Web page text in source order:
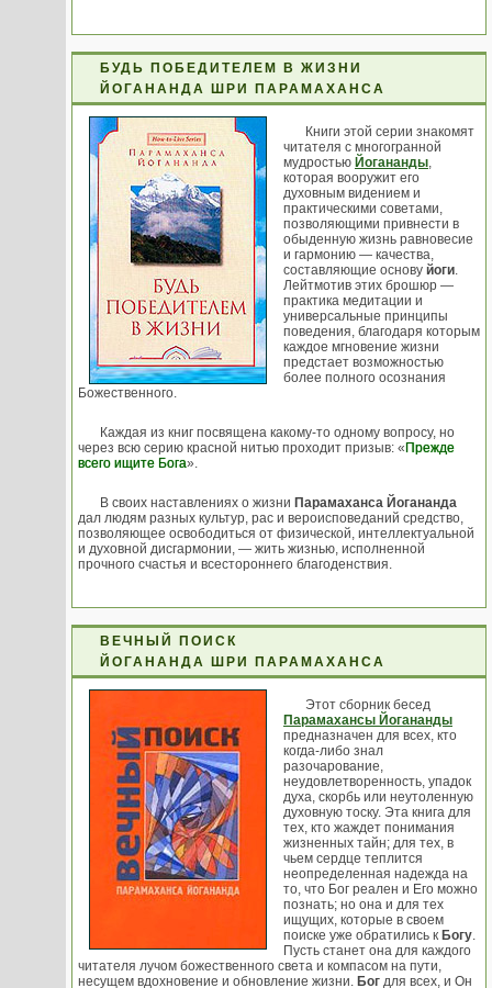
БУДЬ ПОБЕДИТЕЛЕМ В ЖИЗНИ
ЙОГАНАНДА ШРИ ПАРАМАХАНСА
Книги этой серии знакомят
читателя с многогранной
мудростью Йогананды,
которая вооружит его
духовным видением и
практическими советами,
позволяющими привнести в
обыденную жизнь равновесие
и гармонию — качества,
составляющие основу йоги.
Лейтмотив этих брошюр —
практика медитации и
универсальные принципы
поведения, благодаря которым
каждое мгновение жизни
предстает возможностью
более полного осознания
Божественного.
Каждая из книг посвящена какому-то одному вопросу, но
через всю серию красной нитью проходит призыв: « Прежде
всего ищите Бога».
В своих наставлениях о жизни Парамаханса Йогананда
дал людям разных культур, рас и вероисповеданий средство,
позволяющее освободиться от физической, интеллектуальной
и духовной дисгармонии, — жить жизнью, исполненной
прочного счастья и всестороннего благоденствия.
ВЕЧНЫЙ ПОИСК
ЙОГАНАНДА ШРИ ПАРАМАХАНСА
Этот сборник бесед
Парамахансы Йогананды
предназначен для всех, кто
когда-либо знал
разочарование,
неудовлетворенность, упадок
духа, скорбь или неутоленную
духовную тоску. Эта книга для
тех, кто жаждет понимания
жизненных тайн; для тех, в
чьем сердце теплится
неопределенная надежда на
то, что Бог реален и Его можно
познать; но она и для тех
ищущих, которые в своем
поиске уже обратились к Богу.
Пусть станет она для каждого
читателя лучом божественного света и компасом на пути,
несущем вдохновение и обновление жизни. Бог для всех, и Он